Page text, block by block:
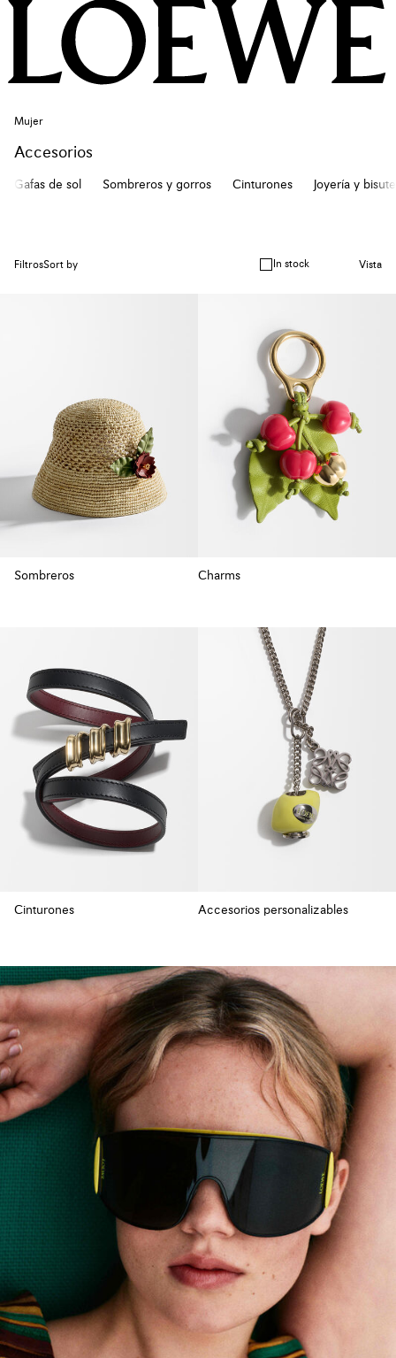
Mujer
Accesorios
Gafas de sol Sombreros y gorros Cinturones Joyería y
FiltrosSort by In stock Vista
Sombreros Charms
Cinturones Accesorios personalizables